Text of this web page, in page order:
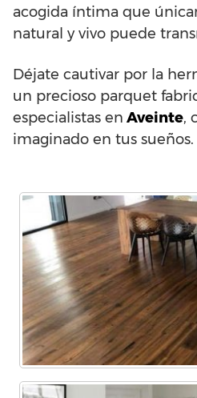
acogida íntima que
natural y vivo puede
Déjate cautivar por la
un precioso parquet
especialistas en Aveinte,
imaginado en tus sueños.